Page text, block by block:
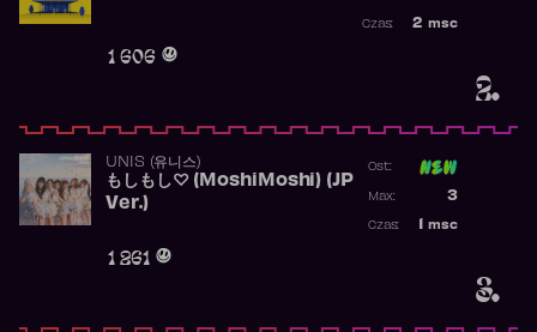
2.
1 606
2 msc
Czas:
3.
UNIS (유니스)
もしもし♡ (MoshiMoshi) (JP
Ver.)
1 261
Ost:
3
Max:
msc
Czas: